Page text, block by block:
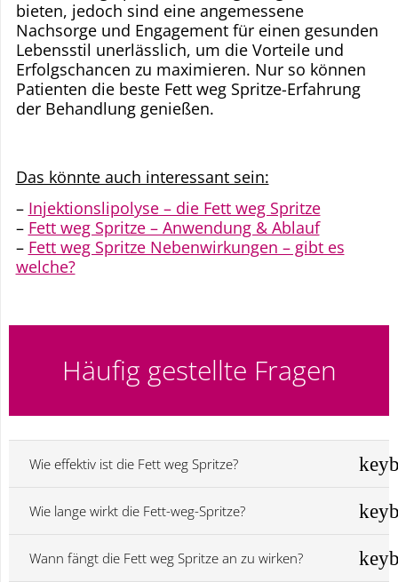
bieten, jedoch sind eine angemessene
Nachsorge und Engagement für einen gesunden
Lebensstil unerlässlich, um die Vorteile und
Erfolgschancen zu maximieren. Nur so können
Patienten die beste Fett weg Spritze-Erfahrung
der Behandlung genießen.
Das könnte auch interessant sein:
– Injektionslipolyse – die Fett weg Spritze
– Fett weg Spritze – Anwendung & Ablauf
– Fett weg Spritze Nebenwirkungen – gibt es
welche?
Häufig gestellte Fragen
Wie effektiv ist die Fett weg Spritze?
Wie lange wirkt die Fett-weg-Spritze?
Wann fängt die Fett weg Spritze an zu wirken?